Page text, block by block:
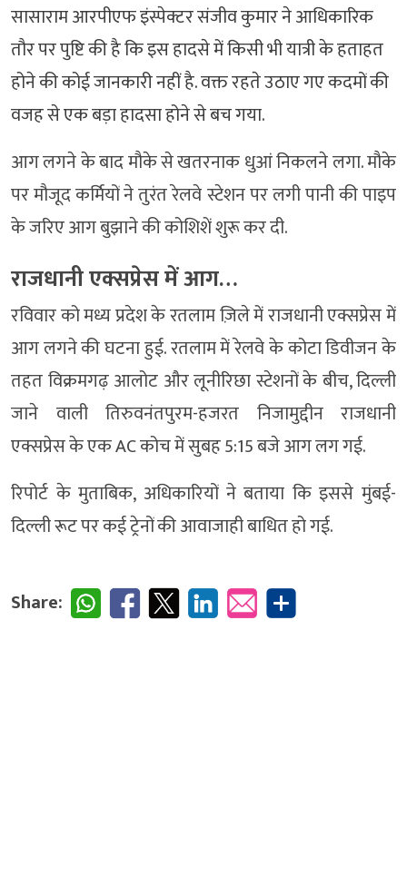
सासाराम आरपीएफ इंस्पेक्टर संजीव कुमार ने आधिकारिक
तौर पर पुष्टि की है कि इस हादसे में किसी भी यात्री के हताहत
होने की कोई जानकारी नहीं है. वक्त रहते उठाए गए कदमों की
वजह से एक बड़ा हादसा होने से बच गया.
आग लगने के बाद मौके से खतरनाक धुआं निकलने लगा. मौके
पर मौजूद कर्मियों ने तुरंत रेलवे स्टेशन पर लगी पानी की पाइप
के जरिए आग बुझाने की कोशिशें शुरू कर दी.
राजधानी एक्सप्रेस में आग…
रविवार को मध्य प्रदेश के रतलाम ज़िले में राजधानी एक्सप्रेस में
आग लगने की घटना हुई. रतलाम में रेलवे के कोटा डिवीजन के
तहत विक्रमगढ़ आलोट और लूनीरिछा स्टेशनों के बीच, दिल्ली
जाने वाली तिरुवनंतपुरम-हजरत निजामुद्दीन राजधानी
एक्सप्रेस के एक AC कोच में सुबह 5:15 बजे आग लग गई.
रिपोर्ट के मुताबिक, अधिकारियों ने बताया कि इससे मुंबई-
दिल्ली रूट पर कई ट्रेनों की आवाजाही बाधित हो गई.
Share: